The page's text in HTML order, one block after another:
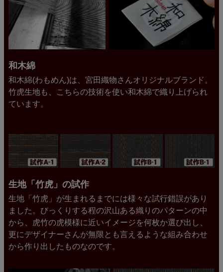
和木綿
和木綿(わもめん)は、宮田織物さんオリジナルブランド。
竹虎生地も、こちらの技術を使い和木綿で織り上げられ
ています。
生地「竹虎」の試作
生地「竹虎」が生まれるまでには様々な試行錯誤があり
ました。びっくりする程の沢山ある織りのパターンの中
から、虎竹の虎模様に近いイメージを何枚か選び出し、
更にデザイナーさんが無限とも言えるような組み合わせ
から作り出したものなのです。